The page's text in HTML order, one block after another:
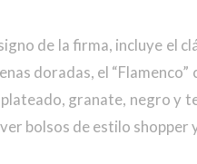
de la firma, incluye el
doradas, el
plateado, granate, negro
bolsos de estilo shopper